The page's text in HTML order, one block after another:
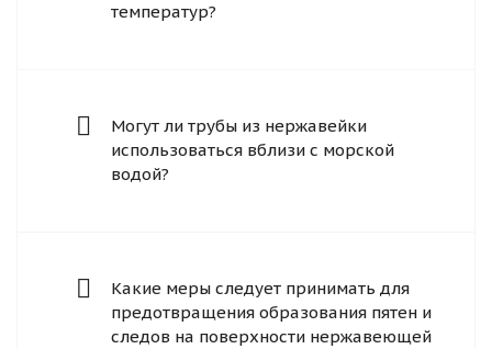
температур?
Могут ли трубы из нержавейки
использоваться вблизи с морской
водой?
Какие меры следует принимать для
предотвращения образования пятен и
следов на поверхности нержавеющей